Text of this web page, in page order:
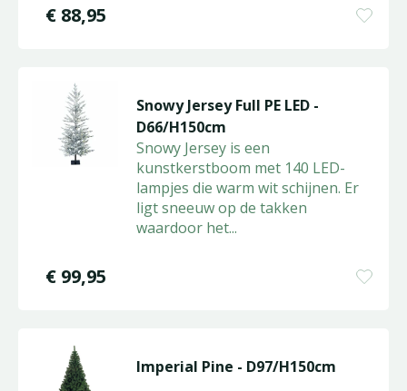
€ 88,95
Snowy Jersey Full PE LED -
D66/H150cm
Snowy Jersey is een
kunstkerstboom met 140 LED-
lampjes die warm wit schijnen. Er
ligt sneeuw op de takken
waardoor het...
€ 99,95
Imperial Pine - D97/H150cm